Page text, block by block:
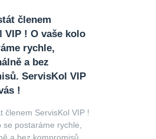
členem
VIP ! O vaše kolo
rychle,
a bez
ServisKol VIP
!
členem ServisKol VIP !
se postaráme rychle,